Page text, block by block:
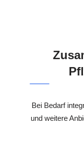
Bei Bedarf
und weitere